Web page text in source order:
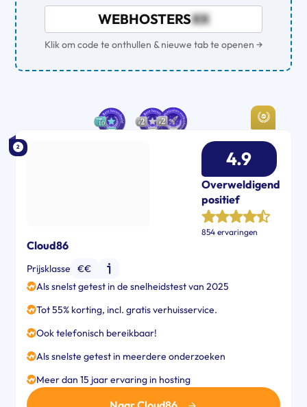
WEBHOSTERSXX
Klik om code te onthullen & nieuwe tab te openen →
2
Cloud86
Prijsklasse
€€
Als snelst getest in de snelheidstest van 2025
Tot 55% korting, incl. gratis verhuisservice.
Ook telefonisch bereikbaar!
Als snelste getest in meerdere onderzoeken
Meer dan 15 jaar ervaring in hosting
Overweldigend
positief
854 ervaringen
4.9